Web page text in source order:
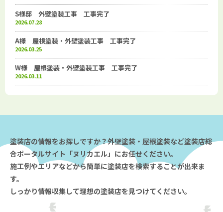
S様邸 外壁塗装工事 工事完了
2026.07.28
A様 屋根塗装・外壁塗装工事 工事完了
2026.03.25
W様 屋根塗装・外壁塗装工事 工事完了
2026.03.11
塗装店の情報をお探しですか？外壁塗装・屋根塗装など塗装店総
合ポータルサイト「ヌリカエル」にお任せください。
施工例やエリアなどから簡単に塗装店を検索することが出来ま
す。
しっかり情報収集して理想の塗装店を見つけてください。